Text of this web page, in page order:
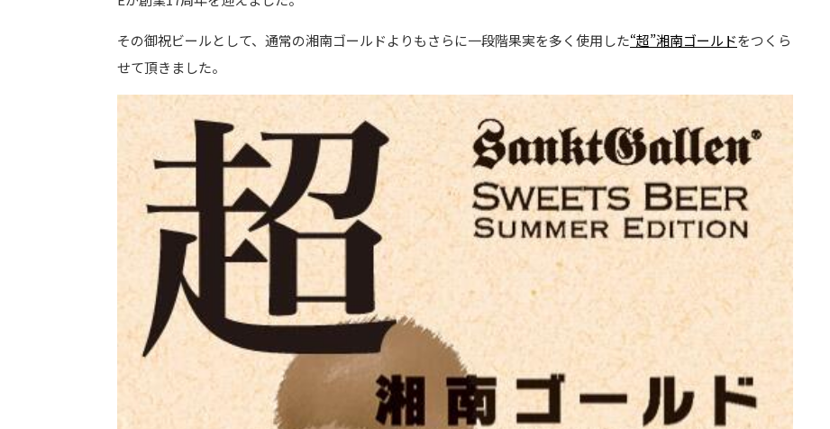
その御祝ビールとして、通常の湘南ゴールドよりもさらに一段階果実を多く使用した“超”湘南ゴールドをつくら
せて頂きました。